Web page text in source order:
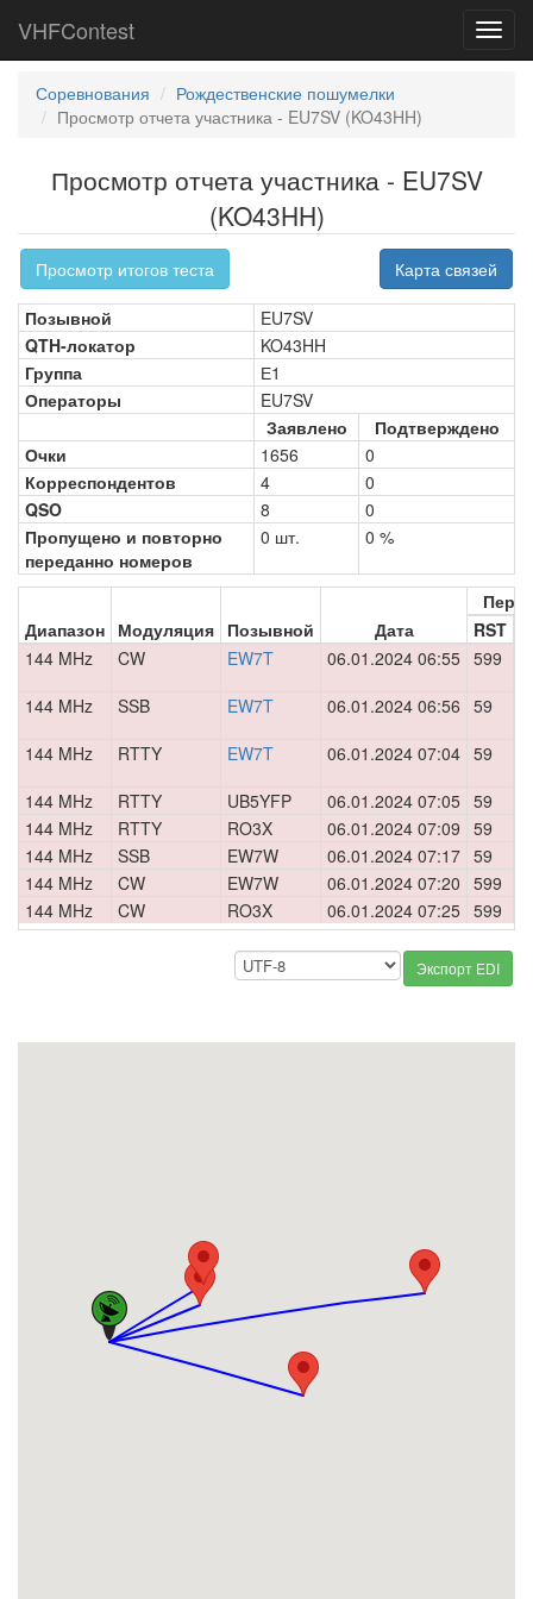
VHFContest
Соревнования
Рождественские пошумелки
Просмотр отчета участника - EU7SV (KO43HH)
Просмотр отчета участника - EU7SV
(KO43HH)
Просмотр итогов теста Карта связей
Позывной
EU7SV
QTH-локатор
KO43HH
Группа
Е1
Операторы
EU7SV
Заявлено
Подтверждено
Очки
1656
0
Корреспондентов
4
0
QSO
8
0
Пропущено и повторно
переданно номеров
0 шт. 0 %
Диапазон Модуляция Позывной Дата
RST
144 MHz
CW EW7T 06.01.2024 06:55 599
144 MHz
SSB EW7T 06.01.2024 06:56 59
144 MHz
RTTY EW7T 06.01.2024 07:04 59
144 MHz
RTTY UB5YFP 06.01.2024 07:05 59
144 MHz
RTTY RO3X 06.01.2024 07:09 59
144 MHz
SSB EW7W 06.01.2024 07:17 59
144 MHz
CW EW7W 06.01.2024 07:20 599
144 MHz
CW RO3X 06.01.2024 07:25 599
Экспорт EDI